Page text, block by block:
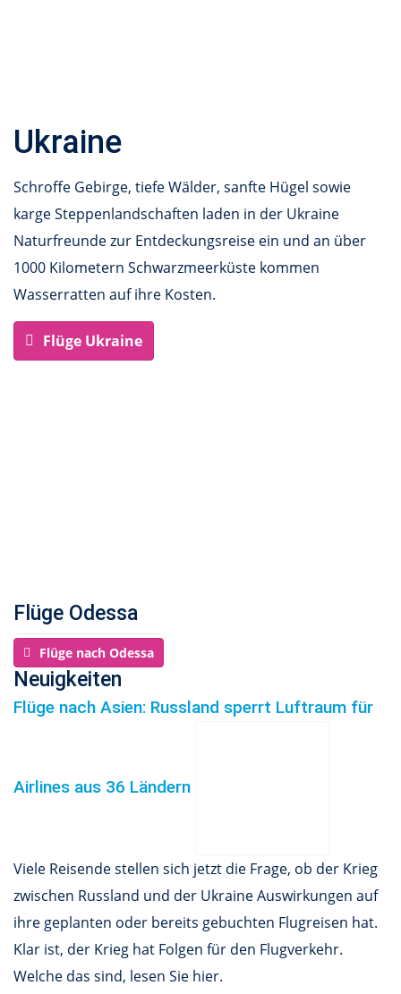
Ukraine
Schroffe Gebirge, tiefe Wälder, sanfte Hügel sowie
karge Steppenlandschaften laden in der Ukraine
Naturfreunde zur Entdeckungsreise ein und an über
1000 Kilometern Schwarzmeerküste kommen
Wasserratten auf ihre Kosten.
Flüge Ukraine
Flüge Odessa
Flüge nach Odessa
Neuigkeiten
Flüge nach Asien: Russland sperrt Luftraum für
Airlines aus 36 Ländern
Viele Reisende stellen sich jetzt die Frage, ob der Krieg
zwischen Russland und der Ukraine Auswirkungen auf
ihre geplanten oder bereits gebuchten Flugreisen hat.
Klar ist, der Krieg hat Folgen für den Flugverkehr.
Welche das sind, lesen Sie hier.